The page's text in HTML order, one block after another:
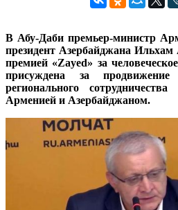
В Абу-Даби премьер-министр
президент Азербайджана
премией «Zayed» за
присуждена за
регионального
Арменией и Азербайджаном.